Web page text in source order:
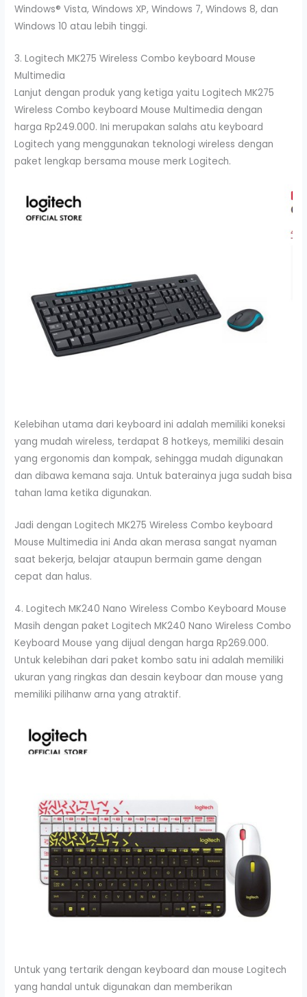
Windows® Vista, Windows XP, Windows 7, Windows 8, dan
Windows 10 atau lebih tinggi.
3. Logitech MK275 Wireless Combo keyboard Mouse
Multimedia
Lanjut dengan produk yang ketiga yaitu Logitech MK275
Wireless Combo keyboard Mouse Multimedia dengan
harga Rp249.000. Ini merupakan salahs atu keyboard
Logitech yang menggunakan teknologi wireless dengan
paket lengkap bersama mouse merk Logitech.
Kelebihan utama dari keyboard ini adalah memiliki koneksi
yang mudah wireless, terdapat 8 hotkeys, memiliki desain
yang ergonomis dan kompak, sehingga mudah digunakan
dan dibawa kemana saja. Untuk baterainya juga sudah bisa
tahan lama ketika digunakan.
Jadi dengan Logitech MK275 Wireless Combo keyboard
Mouse Multimedia ini Anda akan merasa sangat nyaman
saat bekerja, belajar ataupun bermain game dengan
cepat dan halus.
4. Logitech MK240 Nano Wireless Combo Keyboard Mouse
Masih dengan paket Logitech MK240 Nano Wireless Combo
Keyboard Mouse yang dijual dengan harga Rp269.000.
Untuk kelebihan dari paket kombo satu ini adalah memiliki
ukuran yang ringkas dan desain keyboar dan mouse yang
memiliki pilihanw arna yang atraktif.
Untuk yang tertarik dengan keyboard dan mouse Logitech
yang handal untuk digunakan dan memberikan